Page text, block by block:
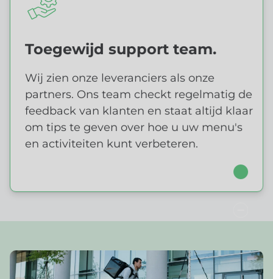
TOEGEWIJD SUPPORTTEAM
Toegewijd support team.
Wij zien onze leveranciers als onze
partners. Ons team checkt regelmatig de
feedback van klanten en staat altijd klaar
om tips te geven over hoe u uw menu's
en activiteiten kunt verbeteren.